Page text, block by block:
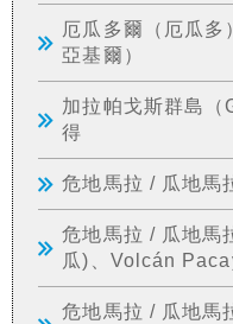
厄瓜多爾（厄瓜
亞基爾）
加拉帕戈斯群島
得
危地馬拉 / 瓜地馬
危地馬拉 / 瓜地馬
瓜)、Volcán
危地馬拉 / 瓜地馬